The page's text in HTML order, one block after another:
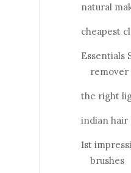
natural
cheapest
Essentials
remover
the right
indian hair
1st
brushes